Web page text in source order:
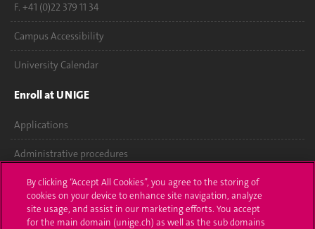
F. +41 (0)22 379 11 34
Campus Accessibility
University Calendar
Enroll at UNIGE
Applications
Administrative procedures
Ask a question
Contact
By clicking “Accept All Cookies”, you agree to the storing of
cookies on your device to enhance site navigation, analyze
site usage, and assist in our marketing efforts. You accept
for the main domain (unige.ch) as well as the sub domains